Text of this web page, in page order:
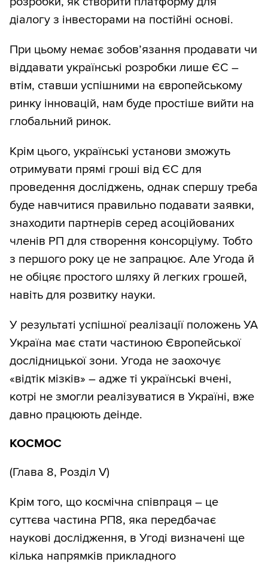
діалогу з інвесторами на постійні основі.
При цьому немає зобов’язання продавати чи
віддавати українські розробки лише ЄС –
втім, ставши успішними на європейському
ринку інновацій, нам буде простіше вийти на
глобальний ринок.
Крім цього, українські установи зможуть
отримувати прямі гроші від ЄС для
проведення досліджень, однак спершу треба
буде навчитися правильно подавати заявки,
знаходити партнерів серед асоційованих
членів РП для створення консорціуму. Тобто
з першого року це не запрацює. Але Угода й
не обіцяє простого шляху й легких грошей,
навіть для розвитку науки.
У результаті успішної реалізації положень УА
Україна має стати частиною Європейської
дослідницької зони. Угода не заохочує
«відтік мізків» – адже ті українські вчені,
котрі не змогли реалізуватися в Україні, вже
давно працюють деінде.
КОСМОС
(Глава 8, Розділ V)
Крім того, що космічна співпраця – це
суттєва частина РП8, яка передбачає
наукові дослідження, в Угоді визначені ще
кілька напрямків прикладного